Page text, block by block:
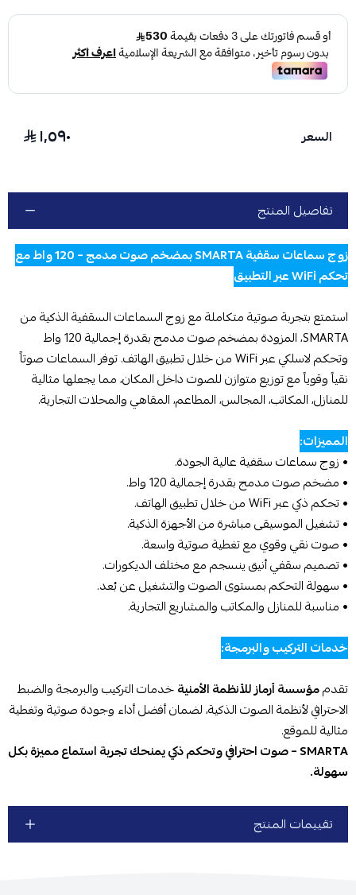
السعر ١٬٥٩٠
تفاصيل المنتج
زوج سماعات سقفية SMARTA بمضخم صوت مدمج – 120 واط مع
تحكم WiFi عبر التطبيق
استمتع بتجربة صوتية متكاملة مع زوج السماعات السقفية الذكية من
SMARTA، المزودة بمضخم صوت مدمج بقدرة إجمالية 120 واط
وتحكم لاسلكي عبر WiFi من خلال تطبيق الهاتف. توفر السماعات صوتاً
نقياً وقوياً مع توزيع متوازن للصوت داخل المكان، مما يجعلها مثالية
للمنازل، المكاتب، المجالس، المطاعم، المقاهي والمحلات التجارية.
المميزات:
• زوج سماعات سقفية عالية الجودة.
• مضخم صوت مدمج بقدرة إجمالية 120 واط.
• تحكم ذكي عبر WiFi من خلال تطبيق الهاتف.
• تشغيل الموسيقى مباشرة من الأجهزة الذكية.
• صوت نقي وقوي مع تغطية صوتية واسعة.
• تصميم سقفي أنيق ينسجم مع مختلف الديكورات.
• سهولة التحكم بمستوى الصوت والتشغيل عن بُعد.
• مناسبة للمنازل والمكاتب والمشاريع التجارية.
خدمات التركيب والبرمجة:
تقدممؤسسة أرماز للأنظمة الأمنيةخدمات التركيب والبرمجة والضبط
الاحترافي لأنظمة الصوت الذكية، لضمان أفضل أداء وجودة صوتية وتغطية
مثالية للموقع.
SMARTA – صوت احترافي وتحكم ذكي يمنحك تجربة استماع مميزة بكل
سهولة.
تقييمات المنتج